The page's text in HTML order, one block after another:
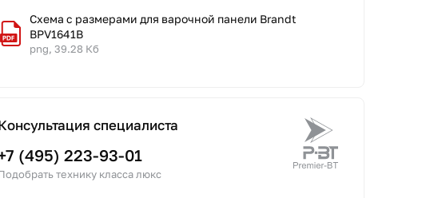
Схема с размерами для варочной панели Brandt
BPV1641B
png, 39.28 Кб
специалиста
(495) 223-93-01
технику класса люкс